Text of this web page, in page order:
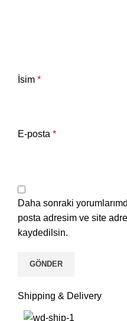
İsim *
E-posta *
Daha sonraki
posta adresim ve site
kaydedilsin.
Shipping & Delivery